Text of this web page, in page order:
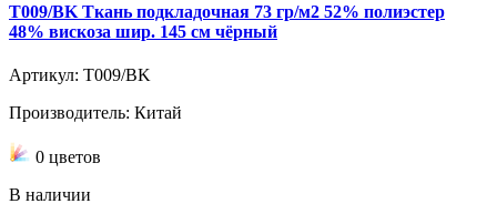
T009/BK Ткань подкладочная 73 гр/м2 52% полиэстер
48% вискоза шир. 145 см чёрный
Артикул: T009/BK
Производитель: Китай
0 цветов
В наличии